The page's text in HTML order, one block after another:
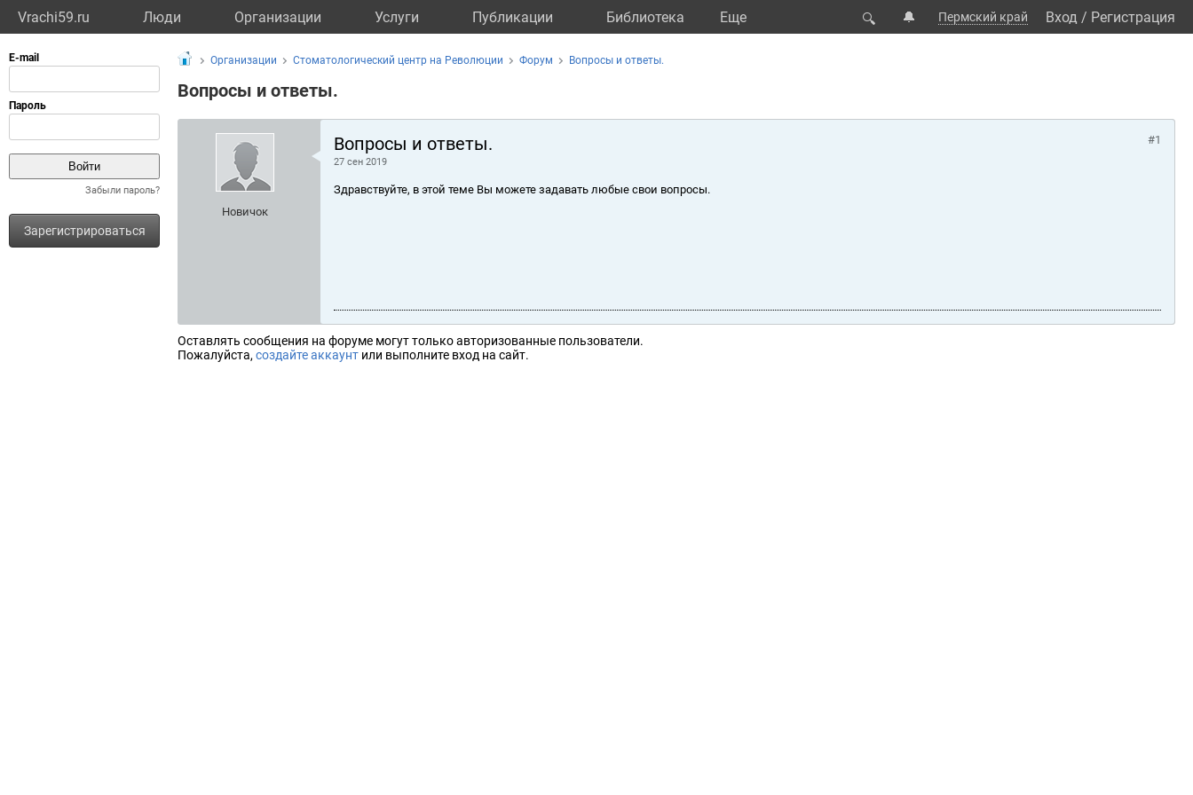
Vrachi59.ru Люди Организации Услуги Публикации Библиотека Eще 🔍 🔔 Пермский край Вход / Регистрация
Забыли пароль?
Зарегистрироваться
Организации Стоматологический центр на Революции Форум Вопросы и ответы.
Вопросы и ответы.
Новичок
Вопросы и ответы.
27 сен 2019
#1
Здравствуйте, в этой теме Вы можете задавать любые свои вопросы.
Оставлять сообщения на форуме могут только авторизованные пользователи.
Пожалуйста, создайте аккаунт или выполните вход на сайт.